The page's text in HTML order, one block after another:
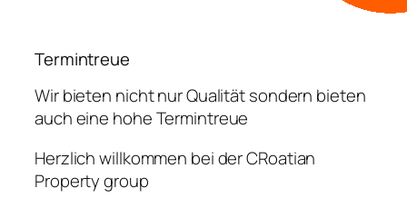
Termintreue
Wir bieten nicht nur Qualität sondern bieten
auch eine hohe Termintreue
Herzlich willkommen bei der CRoatian
Property group